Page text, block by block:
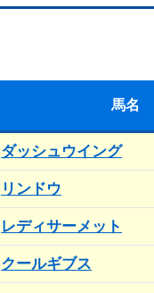
馬名
ダッシュウイング
リンドウ
レディサーメット
クールギブス